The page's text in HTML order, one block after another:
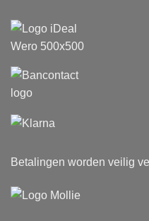
Betalingen worden veilig